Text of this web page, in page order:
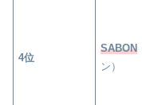
4位
SABON
ン）